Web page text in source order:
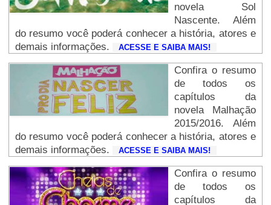
novela Sol
Nascente. Além
do resumo você poderá conhecer a história, atores e
demais informações.
ACESSE E SAIBA MAIS!
Confira o resumo
de todos os
capítulos da
novela Malhação
2015/2016. Além
do resumo você poderá conhecer a história, atores e
demais informações.
ACESSE E SAIBA MAIS!
Confira o resumo
de todos os
capítulos da